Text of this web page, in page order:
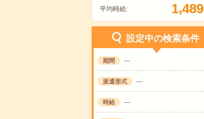
平均時給: 1,489
設定中の検索条件
期間 ---
派遣形式 ---
時給 ---